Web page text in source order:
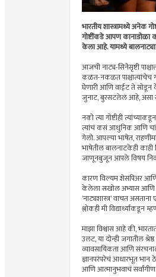
भारतीय शास्त्रामध्ये अनेक
गोष्टींकडे आपण कानाडोळा
केला आहे. यामध्ये
आजची नाट्य-सिनेसृष्टी
कळत-नकळत पाश्चात्यांचेच
घेणारी आणि वाईट ते
जुनाट, बुरसटलेलं आहे,
नको त्या गोष्टीही
त्यांचं कसं आधुनिक आणि
गेलो. आपल्या भाषेत,
भाषेतील बालनाटकेही काही
जाणूनबुजून आपले विषय
कारण विल्यम शेसपिअर
केलेला सखोल अभ्यास आणि
‘नाट्यशास्त्र’ वाचत
श्लोकही मी
माझा विश्वास आहे की,
उलट, या दोन्ही जगातील
व्यावसायिकता आणि
ज्ञानपरंपरेचं आधारभूत भान
आणि आत्मानुभवाचं सर्वांगीण